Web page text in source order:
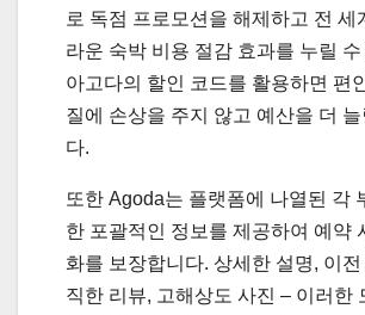
로 독점 프로모션을 해제하고 전 세
라운 숙박 비용 절감 효과를 누릴
아고다의 할인 코드를 활용하면 편
질에 손상을 주지 않고 예산을 더 늘
다.
또한 Agoda는 플랫폼에 나열된 각
한 포괄적인 정보를 제공하여 예약
화를 보장합니다. 상세한 설명, 이
직한 리뷰, 고해상도 사진 – 이러한